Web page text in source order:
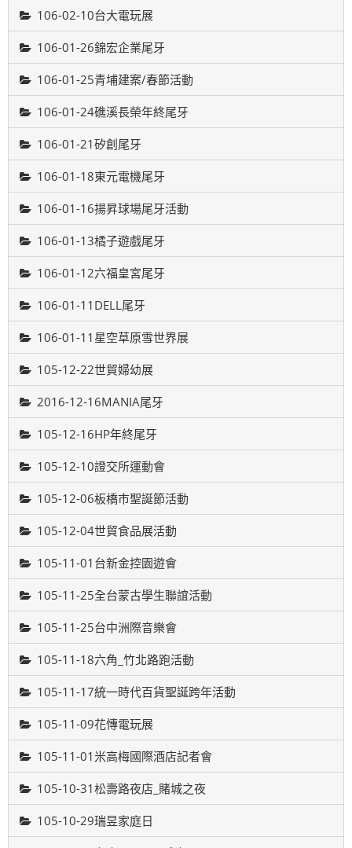
106-02-10台大電玩展
106-01-26錦宏企業尾牙
106-01-25青埔建案/春節活動
106-01-24礁溪長榮年終尾牙
106-01-21矽創尾牙
106-01-18東元電機尾牙
106-01-16揚昇球場尾牙活動
106-01-13橘子遊戲尾牙
106-01-12六福皇宮尾牙
106-01-11DELL尾牙
106-01-11星空草原雪世界展
105-12-22世貿婦幼展
2016-12-16MANIA尾牙
105-12-16HP年終尾牙
105-12-10證交所運動會
105-12-06板橋市聖誕節活動
105-12-04世貿食品展活動
105-11-01台新金控園遊會
105-11-25全台蒙古學生聯誼活動
105-11-25台中洲際音樂會
105-11-18六角_竹北路跑活動
105-11-17統一時代百貨聖誕跨年活動
105-11-09花慱電玩展
105-11-01米高梅國際酒店記者會
105-10-31松壽路夜店_賭城之夜
105-10-29瑞昱家庭日